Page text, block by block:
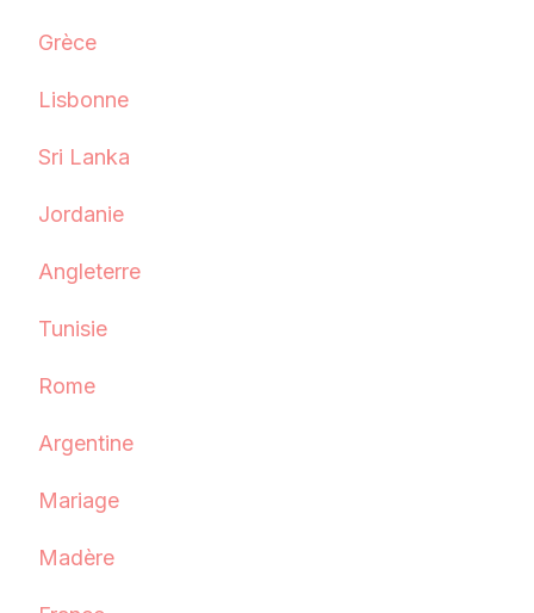
Grèce
Lisbonne
Sri Lanka
Jordanie
Angleterre
Tunisie
Rome
Argentine
Mariage
Madère